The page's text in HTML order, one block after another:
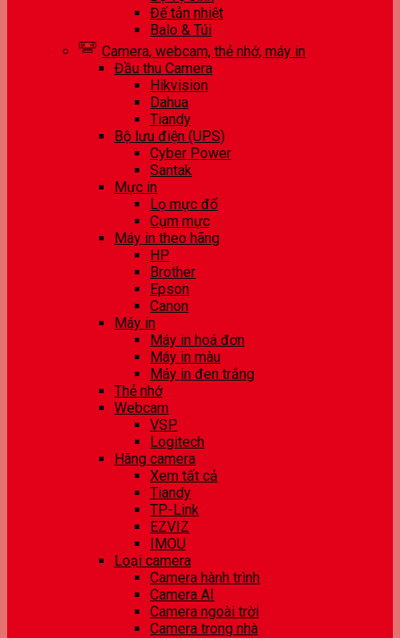
Đế tản nhiệt
Balo & Túi
Camera, webcam, thẻ nhớ, máy in
Đầu thu Camera
Hikvision
Dahua
Tiandy
Bộ lưu điện (UPS)
Cyber Power
Santak
Mực in
Lọ mực đổ
Cụm mực
Máy in theo hãng
HP
Brother
Epson
Canon
Máy in
Máy in hoá đơn
Máy in màu
Máy in đen trắng
Thẻ nhớ
Webcam
VSP
Logitech
Hãng camera
Xem tất cả
Tiandy
TP-Link
EZVIZ
IMOU
Loại camera
Camera hành trình
Camera AI
Camera ngoài trời
Camera trong nhà